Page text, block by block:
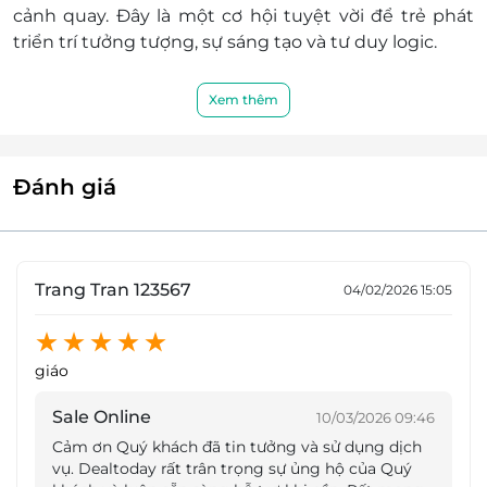
cảnh quay. Đây là một cơ hội tuyệt vời để trẻ phát
triển trí tưởng tượng, sự sáng tạo và tư duy logic.
Không gian vui chơi cũng rất đa dạng, từ các trò chơi
Xốp Art, nơi trẻ có thể sáng tạo với những viên gạch
LEGO xốp. Những hoạt động này giúp các bé không
chỉ vui chơi mà còn rèn luyện thể lực, sự khéo léo và
Xem thêm
Đánh giá
Trang Tran 123567 04/02/2026 15:05
giáo
Sale Online 10/03/2026 09:46
Cảm ơn Quý khách đã tin tưởng và sử dụng dịch
vụ. Dealtoday rất trân trọng sự ủng hộ của Quý